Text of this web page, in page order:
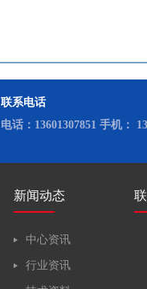
联系电话
电话：13601307851 手机：
新闻动态
中心资讯
行业资讯